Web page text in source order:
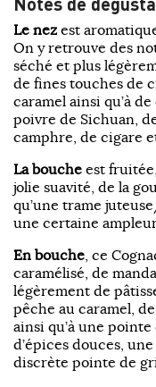
Le nez est
On y retrouve des
séché et plus
de fines touches de
caramel ainsi qu’à
poivre de Sichuan,
camphre, de cigare
La bouche est
jolie suavité, de la
qu’une trame
une certaine
En bouche, ce
caramélisé, de
légèrement de
pêche au caramel,
ainsi qu’à une
d’épices douces,
discrète pointe de